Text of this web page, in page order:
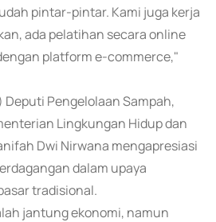
pintar-pintar. Kami juga kerja
ada pelatihan secara online
platform e-commerce,"
Deputi Pengelolaan Sampah,
Lingkungan Hidup dan
Dwi Nirwana mengapresiasi
dalam upaya
tradisional.
jantung ekonomi, namun